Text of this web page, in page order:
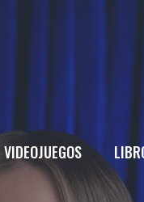
VIDEOJUEGOS